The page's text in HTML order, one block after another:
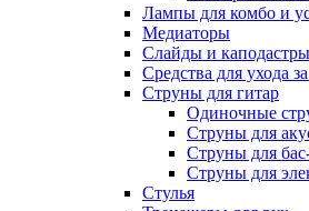
Лампы для комбо и
Медиаторы
Слайды и каподастры
Средства для ухода
Струны для гитар
Одиночные
Струны для
Струны для
Струны для
Стулья